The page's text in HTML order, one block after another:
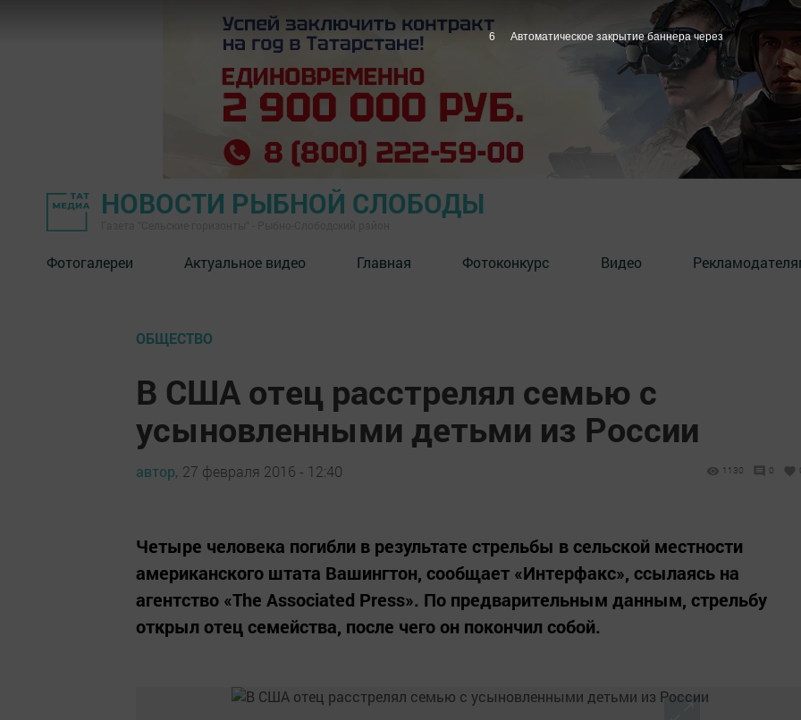
НОВОСТИ РЫБНОЙ СЛОБОДЫ
Фотогалереи Актуальное видео Главная Фотоконкурс Видео
ОБЩЕСТВО
В США отец расстрелял семью с
усыновленными детьми из России
автор, 27 февраля 2016 - 12:40 1130 0
Четыре человека погибли в результате стрельбы в сельской местности
американского штата Вашингтон, сообщает «Интерфакс», ссылаясь на
агентство «The Associated Press». По предварительным данным, стрельбу
открыл отец семейства, после чего он покончил собой.
5 Автоматическое закрытие баннера через